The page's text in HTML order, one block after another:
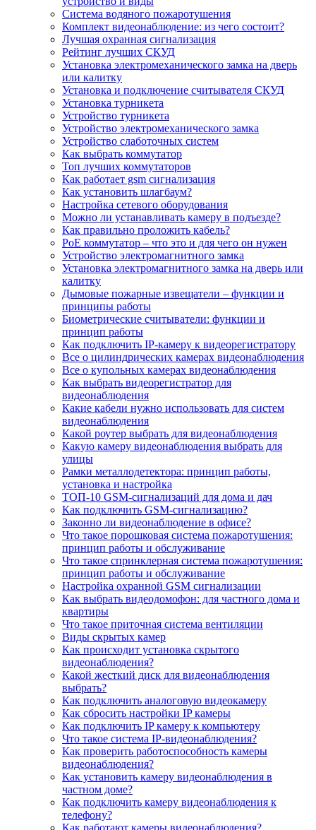
Система водяного пожаротушения
Комплект видеонаблюдение: из чего состоит?
Лучшая охранная сигнализация
Рейтинг лучших СКУД
Установка электромеханического замка на дверь
или калитку
Установка и подключение считывателя СКУД
Установка турникета
Устройство турникета
Устройство электромеханического замка
Устройство слаботочных систем
Как выбрать коммутатор
Топ лучших коммутаторов
Как работает gsm сигнализация
Как установить шлагбаум?
Настройка сетевого оборудования
Можно ли устанавливать камеру в подъезде?
Как правильно проложить кабель?
PoE коммутатор – что это и для чего он нужен
Устройство электромагнитного замка
Установка электромагнитного замка на дверь или
калитку
Дымовые пожарные извещатели – функции и
принципы работы
Биометрические считыватели: функции и
принцип работы
Как подключить IP-камеру к видеорегистратору
Все о цилиндрических камерах видеонаблюдения
Все о купольных камерах видеонаблюдения
Как выбрать видеорегистратор для
видеонаблюдения
Какие кабели нужно использовать для систем
видеонаблюдения
Какой роутер выбрать для видеонаблюдения
Какую камеру видеонаблюдения выбрать для
улицы
Рамки металлодетектора: принцип работы,
установка и настройка
ТОП-10 GSM-сигнализаций для дома и дач
Как подключить GSM-сигнализацию?
Законно ли видеонаблюдение в офисе?
Что такое порошковая система пожаротушения:
принцип работы и обслуживание
Что такое спринклерная система пожаротушения:
принцип работы и обслуживание
Настройка охранной GSM сигнализации
Как выбрать видеодомофон: для частного дома и
квартиры
Что такое приточная система вентиляции
Виды скрытых камер
Как происходит установка скрытого
видеонаблюдения?
Какой жесткий диск для видеонаблюдения
выбрать?
Как подключить аналоговую видеокамеру
Как сбросить настройки IP камеры
Как подключить IP камеру к компьютеру
Что такое система IP-видеонаблюдения?
Как проверить работоспособность камеры
видеонаблюдения?
Как установить камеру видеонаблюдения в
частном доме?
Как подключить камеру видеонаблюдения к
телефону?
Как работают камеры видеонаблюдения?